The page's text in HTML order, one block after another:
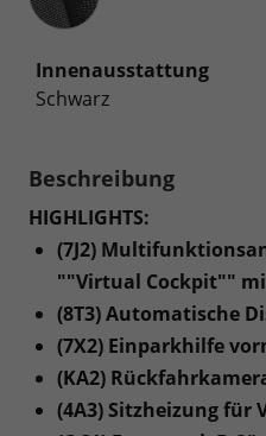
Innenausstattung
Schwarz
Beschreibung
HIGHLIGHTS:
(7J2)
""Virtual Cockpit""
(8T3) Automatische
(7X2) Einparkhilfe
(KA2)
(4A3) Sitzheizung für